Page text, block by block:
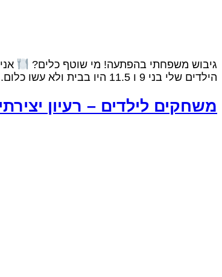
גיבוש משפחתי בהפתעה! מי שוטף כלים?
הילדים שלי בני 9 ו 11.5 היו בבית ולא עשו כלום. אז רציתי שהם יעזבו את המסכים ושיתחילו לעזור קצת בבית. סך הכל בקשה הגיונית
משחקים לילדים – רעיון